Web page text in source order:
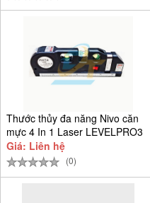
Thước thủy đa năng Nivo căn
mực 4 In 1 Laser LEVELPRO3
Giá: Liên hệ
(0)